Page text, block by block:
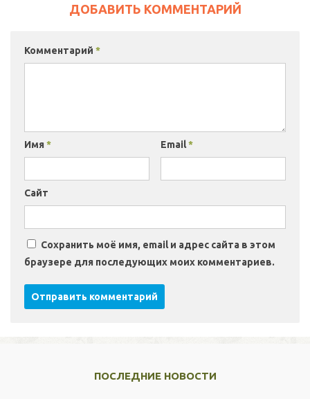
ДОБАВИТЬ КОММЕНТАРИЙ
Комментарий *
Имя * Email*
Сайт
Сохранить моё имя, email и адрес сайта в этом
браузере для последующих моих комментариев.
ПОСЛЕДНИЕ НОВОСТИ